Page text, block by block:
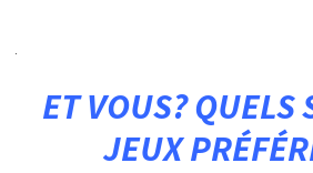
.
ET VOUS? QUELS
JEUX